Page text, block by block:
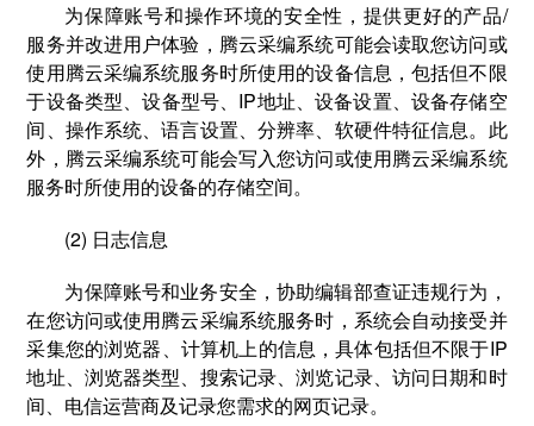
为保障账号和操作环境的安全性，提供更好的产品/
服务并改进用户体验，腾云采编系统可能会读取您访问或
使用腾云采编系统服务时所使用的设备信息，包括但不限
于设备类型、设备型号、IP地址、设备设置、设备存储空
间、操作系统、语言设置、分辨率、软硬件特征信息。此
外，腾云采编系统可能会写入您访问或使用腾云采编系统
服务时所使用的设备的存储空间。
(2) 日志信息
为保障账号和业务安全，协助编辑部查证违规行为，
在您访问或使用腾云采编系统服务时，系统会自动接受并
采集您的浏览器、计算机上的信息，具体包括但不限于IP
地址、浏览器类型、搜索记录、浏览记录、访问日期和时
间、电信运营商及记录您需求的网页记录。